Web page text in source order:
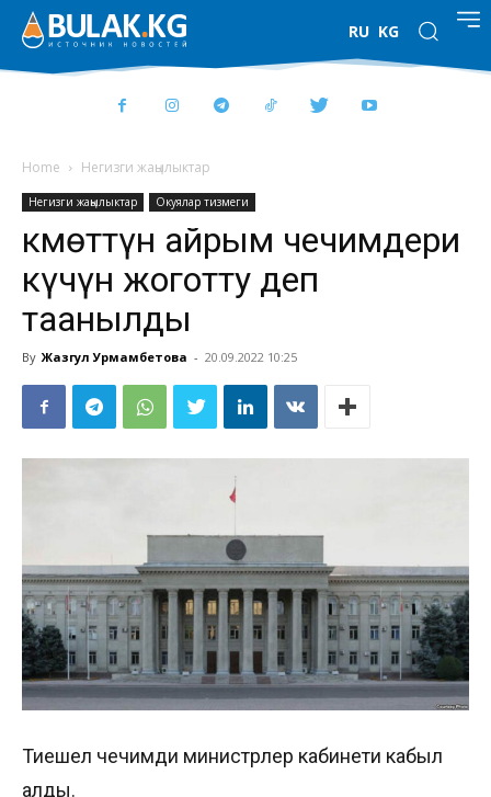
RU KG
Home Негизги жаңылыктар
Негизги жаңылыктар Окуялар тизмеги
Өкмөттүн айрым чечимдери
күчүн жоготту деп
таанылды
By Жазгул Урмамбетова - 20.09.2022 10:25
Тиешелүү чечимди министрлер кабинети кабыл
алды.